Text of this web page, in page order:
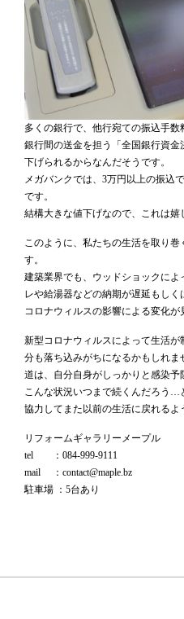
多くの銀行で、他行宛ての振込手数
銀行間の送金を担う「全国銀行資
下げられるからなんだそうです。
メガバンクでは、3万円以上の振込
です。
結構大きな値下げなので、これは嬉
このように、私たちの生活を取り
す。
建築業界でも、ウッドショックに
レや給湯器などの納期が遅延もし
コロナウィルスの影響による変化が
新型コロナウィルスによって生活
分も落ち込みがちになるかもしれ
道は、自分自身がしっかりと感染予
こんな状況いつまで続くんだろう…
協力してまた以前の生活に戻れるよ
リフォームギャラリーメープル
tel ：084-999-9111
mail ：contact@maple.bz
駐車場 ：5台あり